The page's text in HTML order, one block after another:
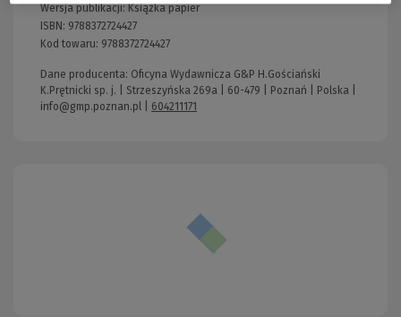
Wersja publikacji:Książka papier
ISBN: 9788372724427
Kod towaru: 9788372724427
Dane producenta: Oficyna Wydawnicza G&P H.Gościański
K.Prętnicki sp. j. | Strzeszyńska 269a | 60-479 | Poznań | Polska |
info@gmp.poznan.pl
604211171